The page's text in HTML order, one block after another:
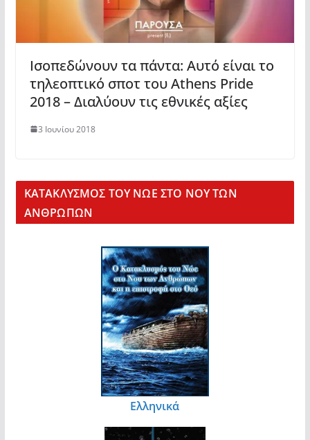
Ισοπεδώνουν τα πάντα: Αυτό είναι το
τηλεοπτικό σποτ του Athens Pride
2018 – Διαλύουν τις εθνικές αξίες
3 Ιουνίου 2018
KΑΤΑΚΛΥΣΜΟΣ ΤΟΥ ΝΩΕ ΣΤΟ ΝΟΥ ΤΩΝ
ΑΝΘΡΩΠΩΝ
Ελληνικά